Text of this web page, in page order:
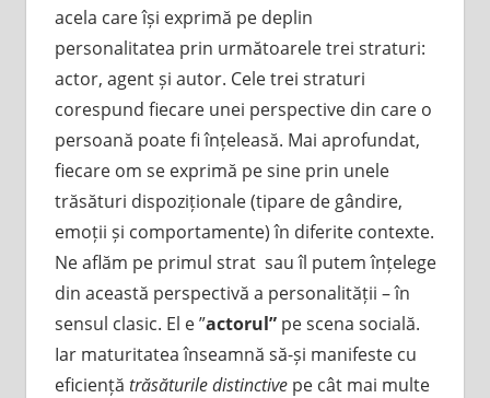
acela care își exprimă pe deplin
personalitatea prin următoarele trei straturi:
actor, agent și autor. Cele trei straturi
corespund fiecare unei perspective din care o
persoană poate fi înțeleasă. Mai aprofundat,
fiecare om se exprimă pe sine prin unele
trăsături dispoziționale (tipare de gândire,
emoții și comportamente) în diferite contexte.
Ne aflăm pe primul strat sau îl putem înțelege
din această perspectivă a personalității – în
sensul clasic. El e ”actorul” pe scena socială.
Iar maturitatea înseamnă să-și manifeste cu
eficiență trăsăturile distinctivepe cât mai multe